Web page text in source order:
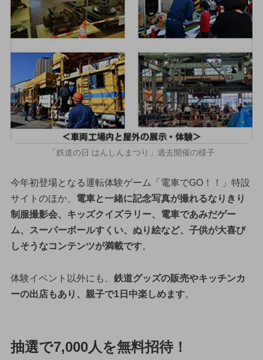
「鉄道の日 はんしんまつり」過去開催の様子
今年初登場となる運転体験ゲーム「電車でGO！！」特設
サイトのほか、 電車と一緒に記念写真が撮れるなりきり
制服撮影会、キッズクイズラリー、電車であみだゲー
ム、スーパーボールすくい、ぬり絵など、子供が大喜び
しそうなコンテンツが満載です。
体験イベント以外にも、 鉄道グッズの販売やキッチンカ
ーの出店もあり、親子で1日中楽しめます。
抽選で7,000人を無料招待！